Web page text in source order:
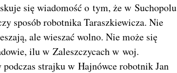
się wiadomość o tym, że w Suchopolu
sposób robotnika Taraszkiewicza. Nie
ale wieszać wolno. Nie może się
ilu w Zaleszczycach w woj.
strajku w Hajnówce robotnik Jan